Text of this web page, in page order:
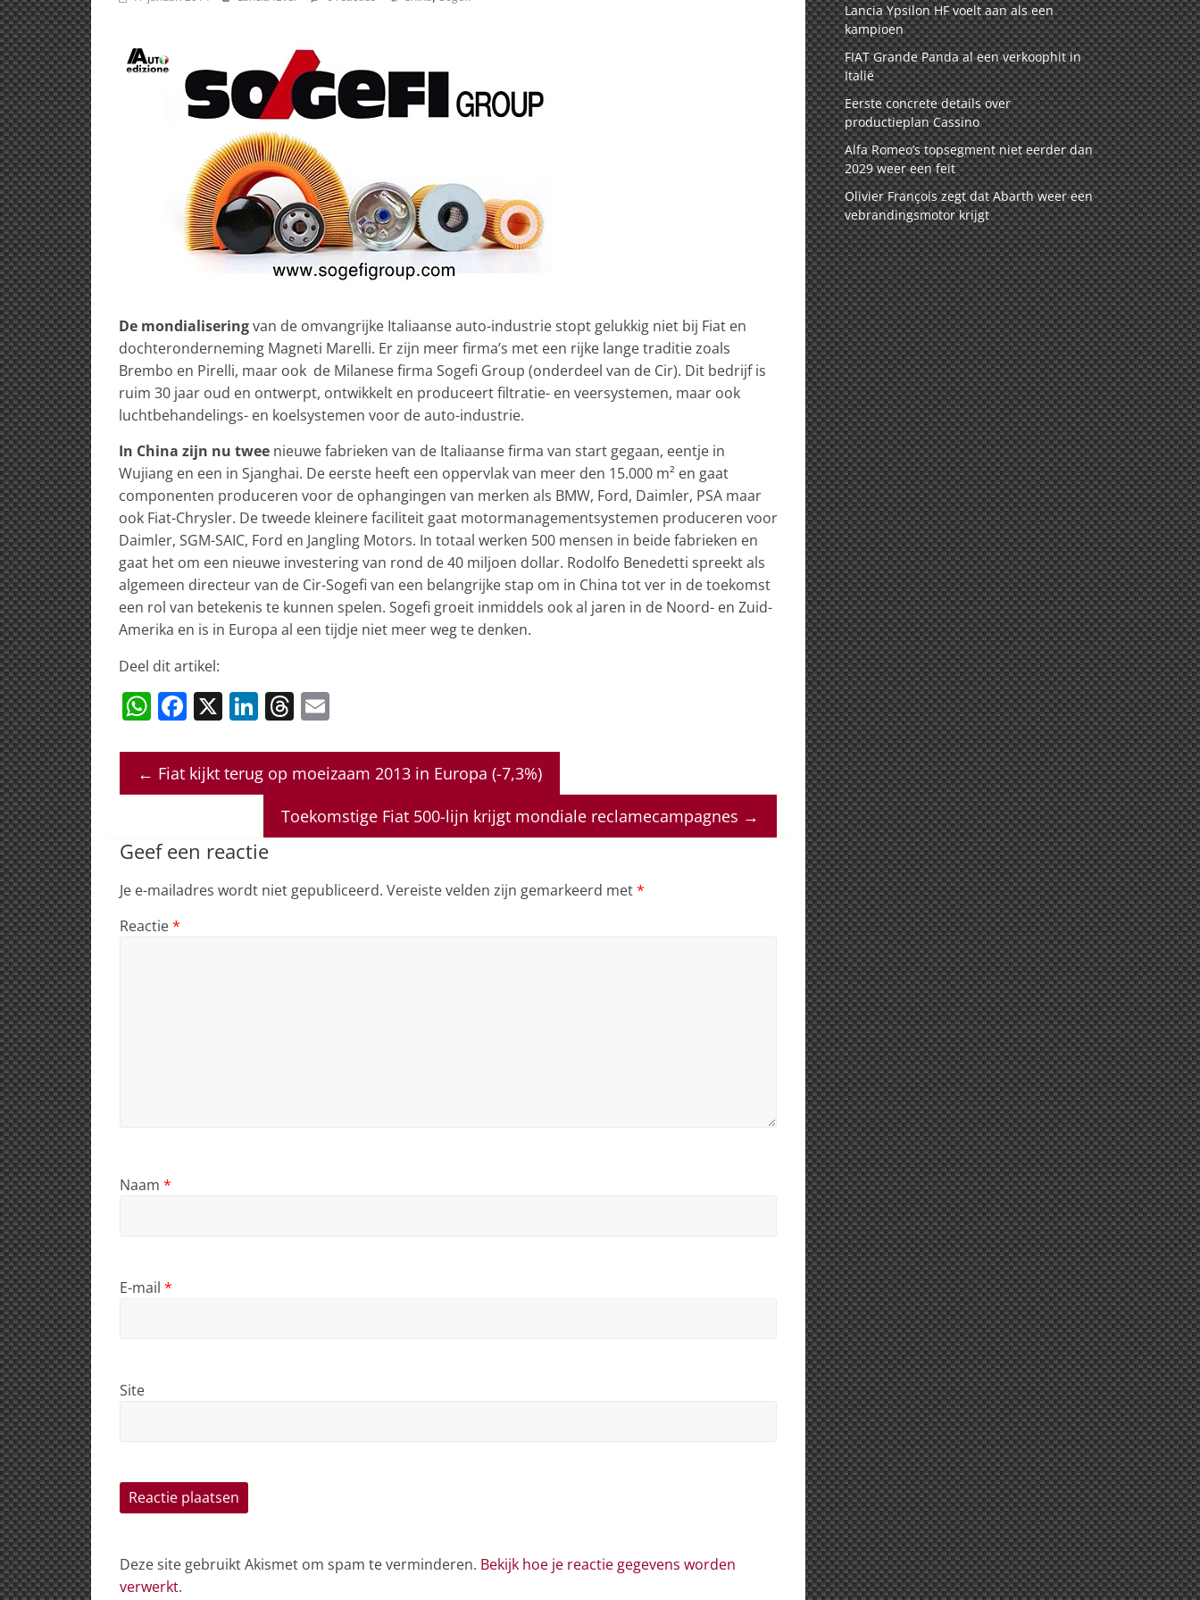
De mondialiseringvan de omvangrijke Italiaanse auto-industrie stopt gelukkig niet bij Fiat en
dochteronderneming Magneti Marelli. Er zijn meer firma’s met een rijke lange traditie zoals
Brembo en Pirelli, maar ook de Milanese firma Sogefi Group (onderdeel van de Cir). Dit bedrijf is
ruim 30 jaar oud en ontwerpt, ontwikkelt en produceert filtratie- en veersystemen, maar ook
luchtbehandelings- en koelsystemen voor de auto-industrie.
In China zijn nu twee nieuwe fabrieken van de Italiaanse firma van start gegaan, eentje in
Wujiang en een in Sjanghai. De eerste heeft een oppervlak van meer den 15.000 m² en gaat
componenten produceren voor de ophangingen van merken als BMW, Ford, Daimler, PSA maar
ook Fiat-Chrysler. De tweede kleinere faciliteit gaat motormanagementsystemen produceren voor
Daimler, SGM-SAIC, Ford en Jangling Motors. In totaal werken 500 mensen in beide fabrieken en
gaat het om een nieuwe investering van rond de 40 miljoen dollar. Rodolfo Benedetti spreekt als
algemeen directeur van de Cir-Sogefi van een belangrijke stap om in China tot ver in de toekomst
een rol van betekenis te kunnen spelen. Sogefi groeit inmiddels ook al jaren in de Noord- en Zuid-
Amerika en is in Europa al een tijdje niet meer weg te denken.
Deel dit artikel:
W
at
s
p
F
c
e
o
o
k
X Li
k
e
dI
n
T
re
a
d
s
ai
l
← Fiat kijkt terug op moeizaam 2013 in Europa (-7,3%)
Toekomstige Fiat 500-lijn krijgt mondiale reclamecampagnes →
Geef een reactie
Je e-mailadres wordt niet gepubliceerd. Vereiste velden zijn gemarkeerd met*
Reactie*
Naam *
E-mail *
Site
Deze site gebruikt Akismet om spam te verminderen. Bekijk hoe je reactie gegevens worden
verwerkt.
Lancia Ypsilon HF voelt aan als een
kampioen
FIAT Grande Panda al een verkoophit in
Italië
Eerste concrete details over
productieplan Cassino
Alfa Romeo’s topsegment niet eerder dan
2029 weer een feit
Olivier François zegt dat Abarth weer een
vebrandingsmotor krijgt